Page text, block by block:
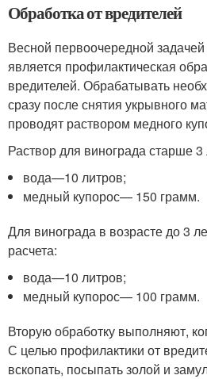
Обработка от вредителей
Весной первоочередной
является профилактическая
вредителей. Обрабатывать
сразу после снятия укрывного
проводят раствором медного
Раствор для винограда старше 3
вода—10 литров;
медный купорос— 150 грамм.
Для винограда в возрасте до 3
расчета:
вода—10 литров;
медный купорос— 100 грамм.
Вторую обработку выполняют,
С целью профилактики от
вскопать, посыпать золой и